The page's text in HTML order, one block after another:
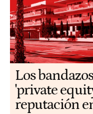
Los
'private
reputación